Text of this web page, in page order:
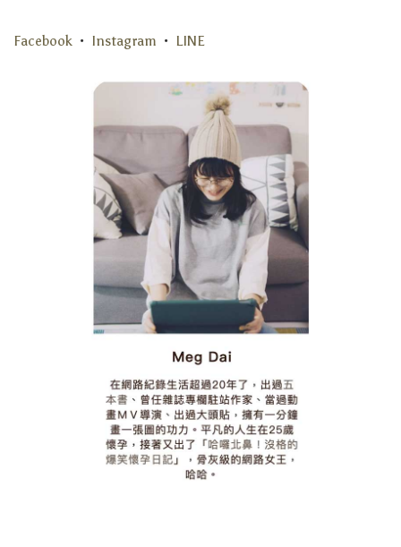
Facebook ‧ Instagram ‧ LINE